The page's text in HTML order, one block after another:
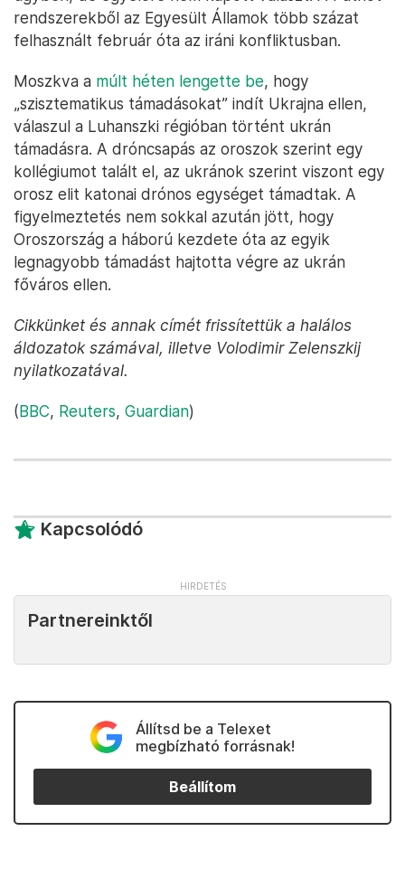
rendszerekből az Egyesült Államok több százat
felhasznált február óta az iráni konfliktusban.
Moszkva a múlt héten lengette be, hogy
„szisztematikus támadásokat” indít Ukrajna ellen,
válaszul a Luhanszki régióban történt ukrán
támadásra. A dróncsapás az oroszok szerint egy
kollégiumot talált el, az ukránok szerint viszont egy
orosz elit katonai drónos egységet támadtak. A
figyelmeztetés nem sokkal azután jött, hogy
Oroszország a háború kezdete óta az egyik
legnagyobb támadást hajtotta végre az ukrán
főváros ellen.
Cikkünket és annak címét frissítettük a halálos
áldozatok számával, illetve Volodimir Zelenszkij
nyilatkozatával.
(BBC, Reuters, Guardian)
Kapcsolódó
Partnereinktől
Állítsd be a Telexet
megbízható forrásnak!
Beállítom